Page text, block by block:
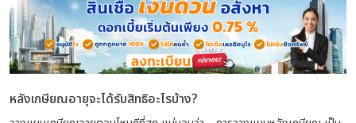
หลังเกษียณอายุจะได้รับสิทธิอะไรบ้าง?